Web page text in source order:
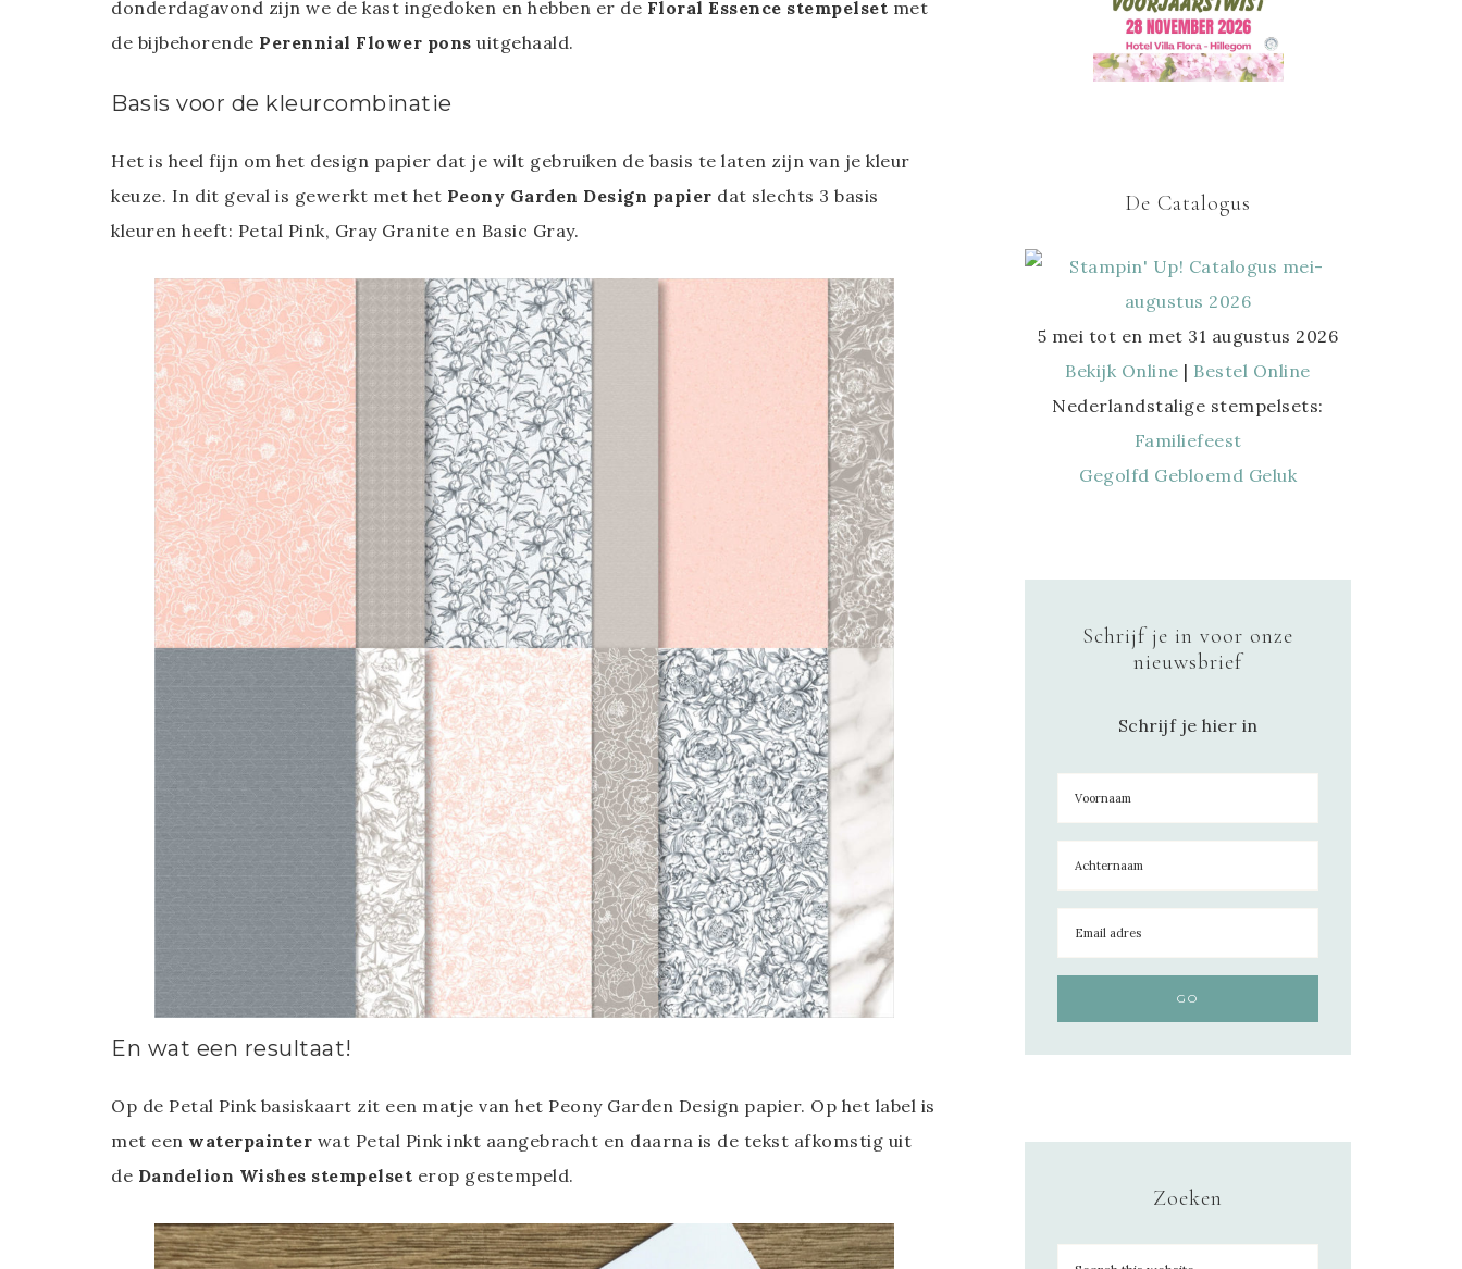
donderdagavond zijn we de kast ingedoken en hebben er de Floral Essence stempelset met
de bijbehorende Perennial Flower pons uitgehaald.
Basis voor de kleurcombinatie
Het is heel fijn om het design papier dat je wilt gebruiken de basis te laten zijn van je kleur
keuze. In dit geval is gewerkt met het Peony Garden Design papier dat slechts 3 basis
kleuren heeft: Petal Pink, Gray Granite en Basic Gray.
En wat een resultaat!
Op de Petal Pink basiskaart zit een matje van het Peony Garden Design papier. Op het label is
met een waterpainter wat Petal Pink inkt aangebracht en daarna is de tekst afkomstig uit
de Dandelion Wishes stempelset erop gestempeld.
De Catalogus
5 mei tot en met 31 augustus 2026
Bekijk Online | Bestel Online
Nederlandstalige stempelsets:
Familiefeest
Gegolfd Gebloemd Geluk
Schrijf je in voor onze
nieuwsbrief
Schrijf je hier in
Zoeken